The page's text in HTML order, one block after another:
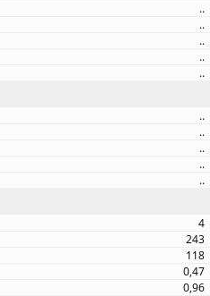
..
..
..
..
..
..
..
..
..
..
4
243
118
0,47
0,96